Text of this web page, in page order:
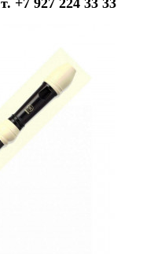
+7 927 224 33 33